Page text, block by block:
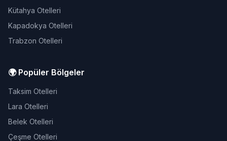
Kütahya Otelleri
Kapadokya Otelleri
Trabzon Otelleri
🌍 Popüler Bölgeler
Taksim Otelleri
Lara Otelleri
Belek Otelleri
Çeşme Otelleri